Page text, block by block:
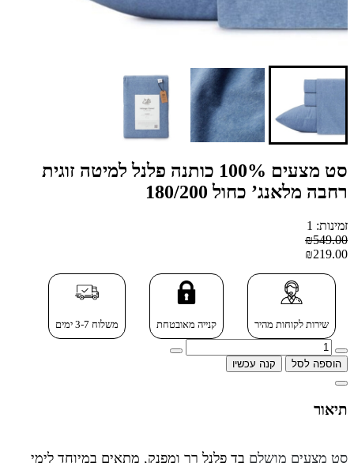
סט מצעים 100% כותנה פלנל למיטה זוגית
רחבה מלאנג’ כחול 180/200
זמינות: 1
₪549.00
₪219.00
שירות לקוחות מהיר קנייה מאובטחת משלוח 3-7 ימים
הוספה לסל קנה עכשיו
תיאור
סט מצעים מושלם בד פלנל רך ומפנק, מתאים במיוחד לימי